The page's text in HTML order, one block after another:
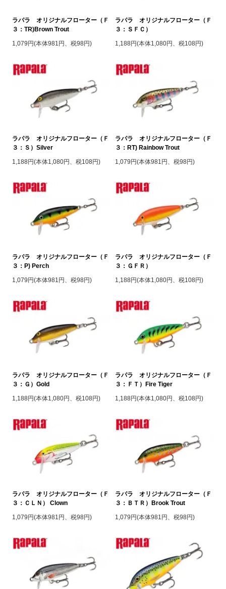
ラパラ オリジナルフローター（Ｆ
３：TR)Brown Trout
1,079円(本体981円、税98円)
ラパラ オリジナルフローター（Ｆ
３：ＳＦＣ）
1,188円(本体1,080円、税108円)
ラパラ オリジナルフローター（Ｆ
３：Ｓ）Silver
1,188円(本体1,080円、税108円)
ラパラ オリジナルフローター（Ｆ
３：RT) Rainbow Trout
1,079円(本体981円、税98円)
ラパラ オリジナルフローター（Ｆ
３：P) Perch
1,079円(本体981円、税98円)
ラパラ オリジナルフローター（Ｆ
３：ＧＦＲ）
1,188円(本体1,080円、税108円)
ラパラ オリジナルフローター（Ｆ
３：Ｇ）Gold
1,188円(本体1,080円、税108円)
ラパラ オリジナルフローター（Ｆ
３：ＦＴ）Fire Tiger
1,188円(本体1,080円、税108円)
ラパラ オリジナルフローター（Ｆ
３：ＣＬＮ） Clown
1,079円(本体981円、税98円)
ラパラ オリジナルフローター（Ｆ
３：ＢＴＲ）Brook Trout
1,079円(本体981円、税98円)